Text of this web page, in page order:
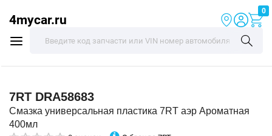
4mycar.ru
0
7RT DRA58683
Смазка универсальная пластика 7RT аэр Ароматная
400мл